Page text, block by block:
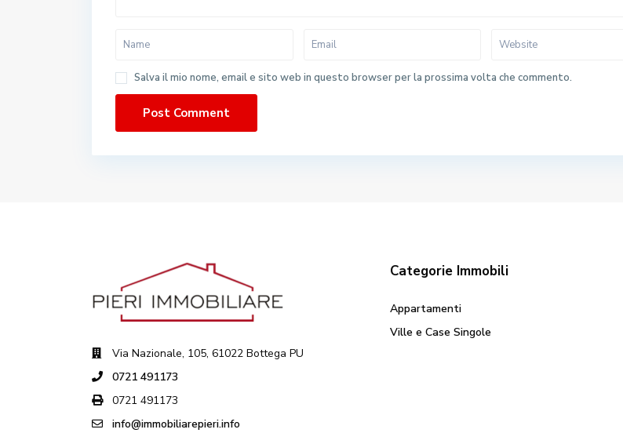
Salva il mio nome, email e sito web in questo browser per la prossima volta che commento.
Via Nazionale, 105, 61022 Bottega PU
0721 491173
0721 491173
info@immobiliarepieri.info
Categorie Immobili
Appartamenti
Ville e Case Singole